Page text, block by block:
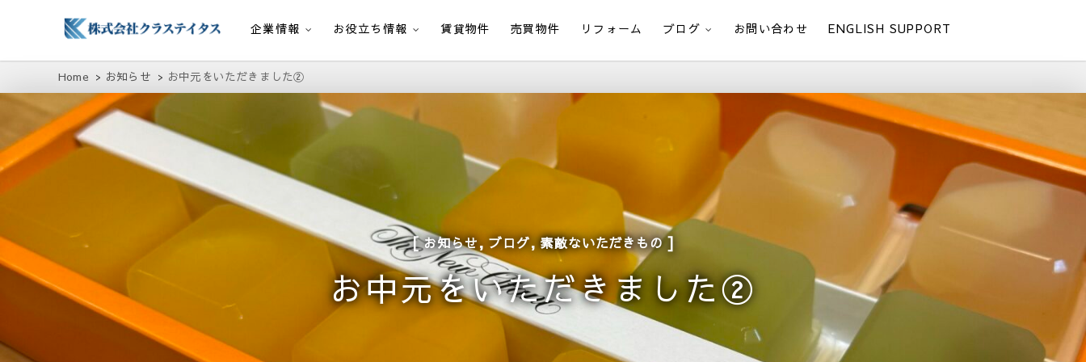
株式会社クラステイタス
企業情報 お役立ち情報 賃貸物件 売買物件 リフォーム ブログ お問い合わせ ENGLISH SUPPORT
Home お知らせ お中元をいただきました②
お知らせ,ブログ,素敵ないただきもの
お中元をいただきました②